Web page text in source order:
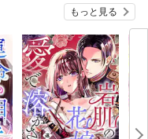
もっと見る